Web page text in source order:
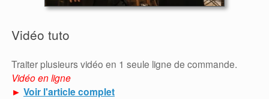
Vidéo tuto
Traiter plusieurs vidéo en 1 seule ligne de commande.
Vidéo en ligne
► Voir l'article complet